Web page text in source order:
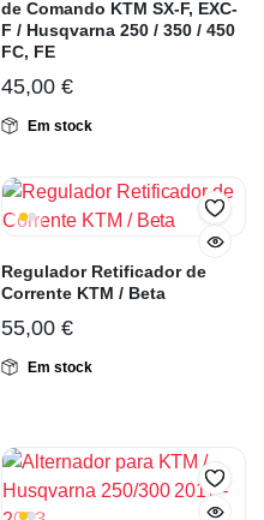
de Comando KTM SX-F, EXC-
F / Husqvarna 250 / 350 / 450
FC, FE
45,00 €
Em stock
Regulador Retificador de
Corrente KTM / Beta
55,00 €
Em stock